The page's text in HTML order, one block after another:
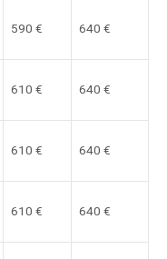
590 € 640 €
610 € 640 €
610 € 640 €
610 € 640 €